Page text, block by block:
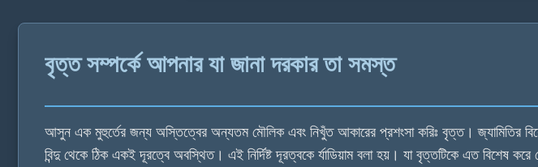
বৃত্ত সম্পর্কে আপনার যা জানা দরকার তা সমস্ত
আসুন এক মুহুর্তের জন্য অস্তিত্বের অন্যতম মৌলিক এবং নিখুঁত আকারের প্রশংসা করিঃ বৃত্ত। জ্যামিতির
বিন্দু থেকে ঠিক একই দূরত্বে অবস্থিত। এই নির্দিষ্ট দূরত্বকে র্যাডিয়াম বলা হয়। যা বৃত্তটিকে এত